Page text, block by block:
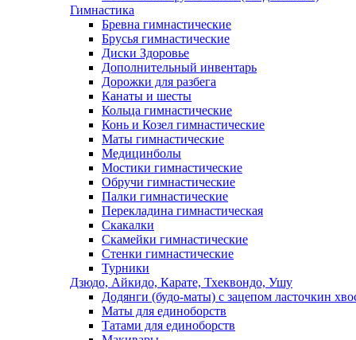
Гимнастика
Бревна гимнастические
Брусья гимнастические
Диски Здоровье
Дополнительный инвентарь
Дорожки для разбега
Канаты и шесты
Кольца гимнастические
Конь и Козел гимнастические
Маты гимнастические
Медицинболы
Мостики гимнастические
Обручи гимнастические
Палки гимнастические
Перекладина гимнастическая
Скакалки
Скамейки гимнастические
Стенки гимнастические
Турники
Дзюдо, Айкидо, Карате, Тхеквондо, Ушу
Додянги (будо-маты) с зацепом ласточкин
Маты для единоборств
Татами для единоборств